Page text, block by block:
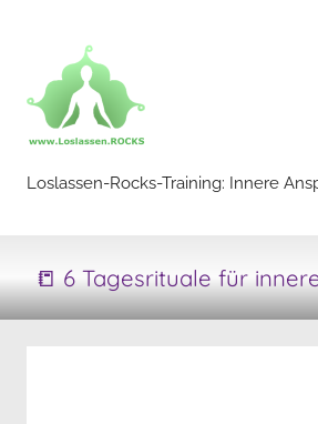
springen
Loslassen-
Rocks-
Loslassen-Rocks-Training: Innere
📒 6 Tagesrituale für